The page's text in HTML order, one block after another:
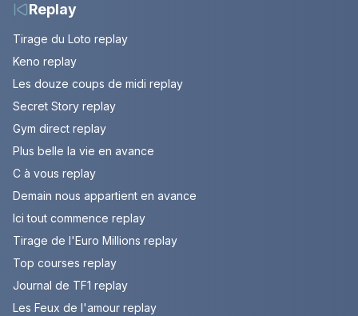
Replay
Tirage du Loto replay
Keno replay
Les douze coups de midi replay
Secret Story replay
Gym direct replay
Plus belle la vie en avance
C à vous replay
Demain nous appartient en avance
Ici tout commence replay
Tirage de l'Euro Millions replay
Top courses replay
Journal de TF1 replay
Les Feux de l'amour replay